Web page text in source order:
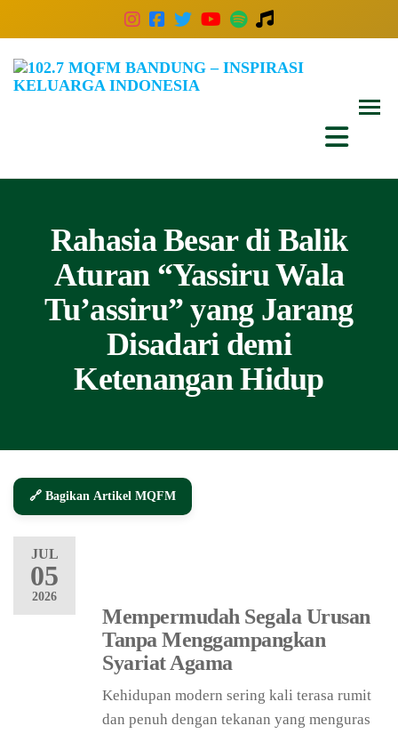
Rahasia Besar di Balik
Aturan “Yassiru Wala
Tu’assiru” yang Jarang
Disadari demi
Ketenangan Hidup
🔗 Bagikan Artikel MQFM
JUL
05
2026
Mempermudah Segala Urusan
Tanpa Menggampangkan
Syariat Agama
Kehidupan modern sering kali terasa rumit
dan penuh dengan tekanan yang menguras